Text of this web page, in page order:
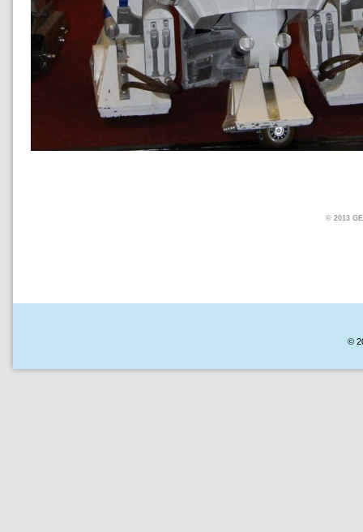
© 2013
©